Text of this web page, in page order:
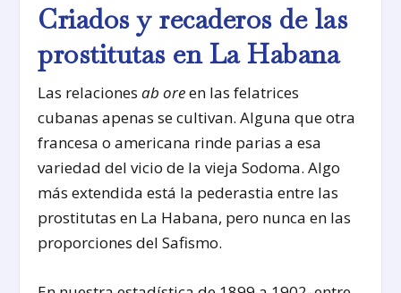
Criados y recaderos de las
prostitutas en La Habana
Las relacionesab oreen las felatrices
cubanas apenas se cultivan. Alguna que otra
francesa o americana rinde parias a esa
variedad del vicio de la vieja Sodoma. Algo
más extendida está la pederastia entre las
prostitutas en La Habana, pero nunca en las
proporciones del Safismo.